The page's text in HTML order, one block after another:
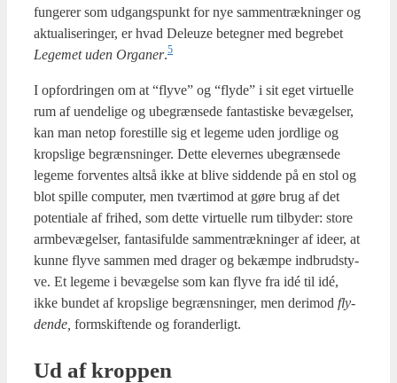
fun­ge­rer som udgangs­punkt for nye sam­men­træk­nin­ger og
aktu­a­li­se­rin­ger, er hvad Deleuze beteg­ner med begre­bet
Lege­met uden Orga­ner.5
I opfor­drin­gen om at “fly­ve” og “fly­de” i sit eget vir­tu­el­le
rum af uen­de­li­ge og ube­græn­se­de fan­ta­sti­ske bevæ­gel­ser,
kan man net­op fore­stil­le sig et lege­me uden jord­li­ge og
krops­li­ge begræns­nin­ger. Det­te ele­ver­nes ube­græn­se­de
lege­me for­ven­tes alt­så ikke at bli­ve sid­den­de på en stol og
blot spil­le com­pu­ter, men tvær­ti­mod at gøre brug af det
poten­ti­a­le af fri­hed, som det­te vir­tu­el­le rum til­by­der: sto­re
arm­be­væ­gel­ser, fan­ta­si­ful­de sam­men­træk­nin­ger af ide­er, at
kun­ne fly­ve sam­men med dra­ger og bekæm­pe ind­brud­sty­
ve. Et lege­me i bevæ­gel­se som kan fly­ve fra idé til idé,
ikke bun­det af krops­li­ge begræns­nin­ger, men der­i­mod fly­
den­de, form­skif­ten­de og for­an­der­ligt.
Ud af krop­pen